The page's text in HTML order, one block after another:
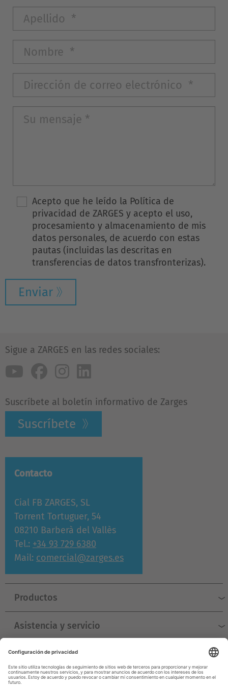
Acepto que he leído la Política de
privacidad de ZARGES y acepto el uso,
procesamiento y almacenamiento de mis
datos personales, de acuerdo con estas
pautas (incluidas las descritas en
transferencias de datos transfronterizas).
Enviar
Sigue a ZARGES en las redes sociales:
Suscríbete al boletín informativo de Zarges
Suscríbete
Contacto
Cial FB ZARGES, SL
Torrent Tortuguer, 54
08210 Barberà del Vallès
Tel.: +34 93 729 6380
Mail: comercial@zarges.es
Productos
Asistencia y servicio
Empresa